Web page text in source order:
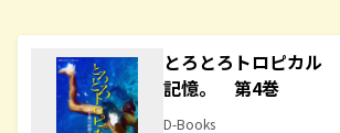
とろとろトロピカル
記憶。 第4巻
D-Books